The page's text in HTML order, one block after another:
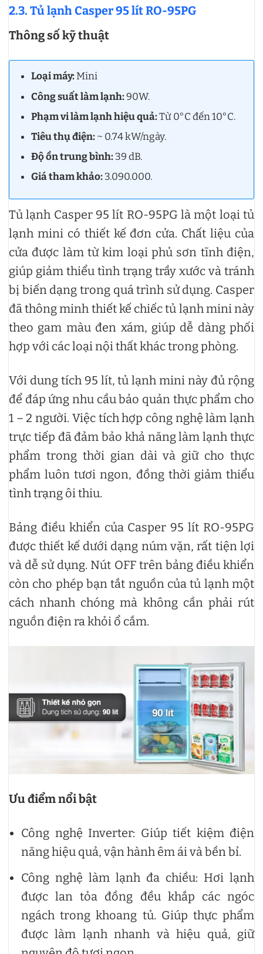
2.3. Tủ lạnh Casper 95 lít RO-95PG
Thông số kỹ thuật
Loại máy:Mini
Công suất làm lạnh:90W.
Phạm vi làm lạnh hiệu quả:Từ 0°C đến 10°C.
Tiêu thụ điện:~ 0.74 kW/ngày.
Độ ồn trung bình:39 dB.
Giá tham khảo:3.090.000.
Tủ lạnh Casper 95 lít RO-95PG là một loại tủ
lạnh mini có thiết kế đơn cửa. Chất liệu của
cửa được làm từ kim loại phủ sơn tĩnh điện,
giúp giảm thiểu tình trạng trầy xước và tránh
bị biến dạng trong quá trình sử dụng. Casper
đã thông minh thiết kế chiếc tủ lạnh mini này
theo gam màu đen xám, giúp dễ dàng phối
hợp với các loại nội thất khác trong phòng.
Với dung tích 95 lít, tủ lạnh mini này đủ rộng
để đáp ứng nhu cầu bảo quản thực phẩm cho
1 – 2 người. Việc tích hợp công nghệ làm lạnh
trực tiếp đã đảm bảo khả năng làm lạnh thực
phẩm trong thời gian dài và giữ cho thực
phẩm luôn tươi ngon, đồng thời giảm thiểu
tình trạng ôi thiu.
Bảng điều khiển của Casper 95 lít RO-95PG
được thiết kế dưới dạng núm vặn, rất tiện lợi
và dễ sử dụng. Nút OFF trên bảng điều khiển
còn cho phép bạn tắt nguồn của tủ lạnh một
cách nhanh chóng mà không cần phải rút
nguồn điện ra khỏi ổ cắm.
Ưu điểm nổi bật
Công nghệ Inverter: Giúp tiết kiệm điện
năng hiệu quả, vận hành êm ái và bền bỉ.
Công nghệ làm lạnh đa chiều: Hơi lạnh
được lan tỏa đồng đều khắp các ngóc
ngách trong khoang tủ. Giúp thực phẩm
được làm lạnh nhanh và hiệu quả, giữ